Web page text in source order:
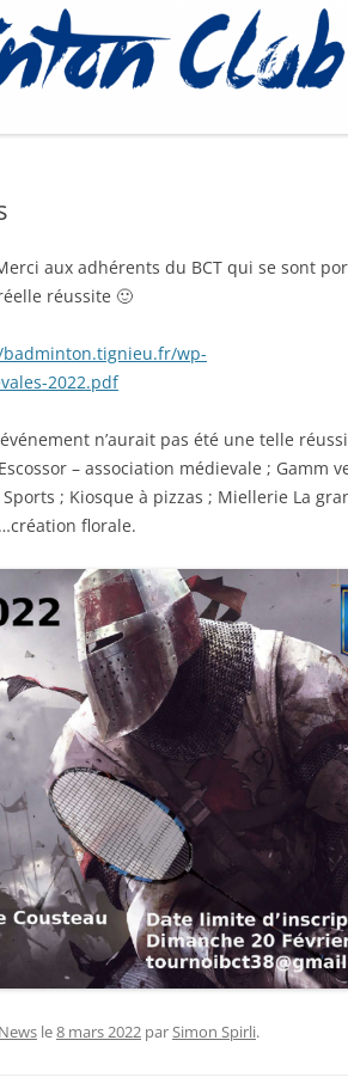
RESPONSABLES CRÉNEAUX –
PROCÉDURE
aux adhérents du BCT qui se sont
réussite 🙂
wp-
2022.pdf
n’aurait pas été une telle
– association médievale ; Gamm
; Kiosque à pizzas ; Miellerie La
florale.
News le8 mars 2022 parSimon Spirli.